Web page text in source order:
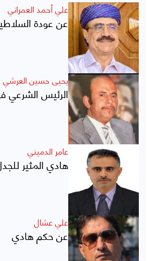
علي أحمد العمراني
عن عودة
يحيى حسين العرشي
الرئيس الشرعي
عامر الدميني
هادي المثير
علي عشال
عن حكم هادي